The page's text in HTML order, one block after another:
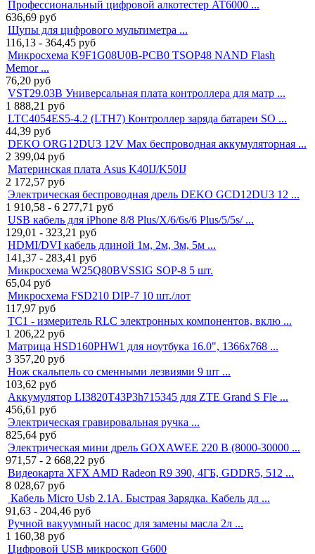
Профессиональный цифровой алкотестер AT6000 ...
636,69 руб
Щупы для цифрового мультиметра ...
116,13 - 364,45 руб
Микросхема K9F1G08U0B-PCB0 TSOP48 NAND Flash
Memor ...
76,20 руб
VST29.03B Универсальная плата контроллера для матр ...
1 888,21 руб
LTC4054ES5-4.2 (LTH7) Контроллер заряда батареи SO ...
44,39 руб
DEKO ORG12DU3 12V Max беспроводная аккумуляторная ...
2 399,04 руб
Материнская плата Asus K40IJ/K50IJ
2 172,57 руб
Электрическая беспроводная дрель DEKO GCD12DU3 12 ...
1 910,58 - 6 277,71 руб
USB кабель для iPhone 8/8 Plus/X/6/6s/6 Plus/5/5s/ ...
129,01 - 323,21 руб
HDMI/DVI кабель длиной 1м, 2м, 3м, 5м ...
141,37 - 283,41 руб
Микросхема W25Q80BVSSIG SOP-8 5 шт.
65,04 руб
Микросхема FSD210 DIP-7 10 шт./лот
117,97 руб
TC1 - измеритель RLC электронных компонентов, вклю ...
1 206,22 руб
Матрица HSD160PHW1 для ноутбука 16.0", 1366x768 ...
3 357,20 руб
Нож скальпель со сменными лезвиями 9 шт ...
103,62 руб
Аккумулятор LI3820T43P3h715345 для ZTE Grand S Fle ...
456,61 руб
Электрическая гравировальная ручка ...
825,64 руб
Электрическая мини дрель GOXAWEE 220 В (8000-30000 ...
971,57 - 2 668,22 руб
Видеокарта XFX AMD Radeon R9 390, 4ГБ, GDDR5, 512 ...
8 028,67 руб
Кабель Micro Usb 2.1A. Быстрая Зарядка. Кабель дл ...
91,63 - 204,46 руб
Ручной вакуумный насос для замены масла 2л ...
1 160,38 руб
Цифровой USB микроскоп G600